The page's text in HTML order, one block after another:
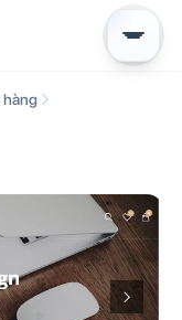
hàng